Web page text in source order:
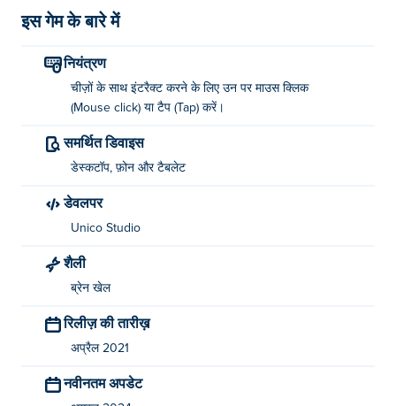
इस गेम के बारे में
नियंत्रण
चीज़ों के साथ इंटरैक्ट करने के लिए उन पर माउस क्लिक
(Mouse click) या टैप (Tap) करें।
समर्थित डिवाइस
डेस्कटॉप, फ़ोन और टैबलेट
डेवलपर
Unico Studio
शैली
ब्रेन खेल
रिलीज़ की तारीख़
अप्रैल 2021
नवीनतम अपडेट